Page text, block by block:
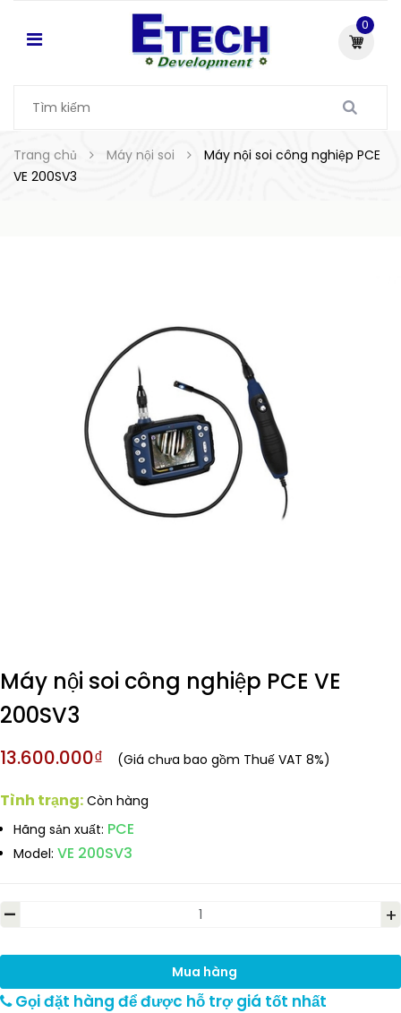
0
Trang chủ Máy nội soi
Máy nội soi công nghiệp PCE
VE 200SV3
Máy nội soi công nghiệp PCE VE
200SV3
13.600.000₫ (Giá chưa bao gồm Thuế VAT 8%)
Tình trạng: Còn hàng
Hãng sản xuất: PCE
Model: VE 200SV3
- +
Mua hàng
Gọi đặt hàng để được hỗ trợ giá tốt nhất